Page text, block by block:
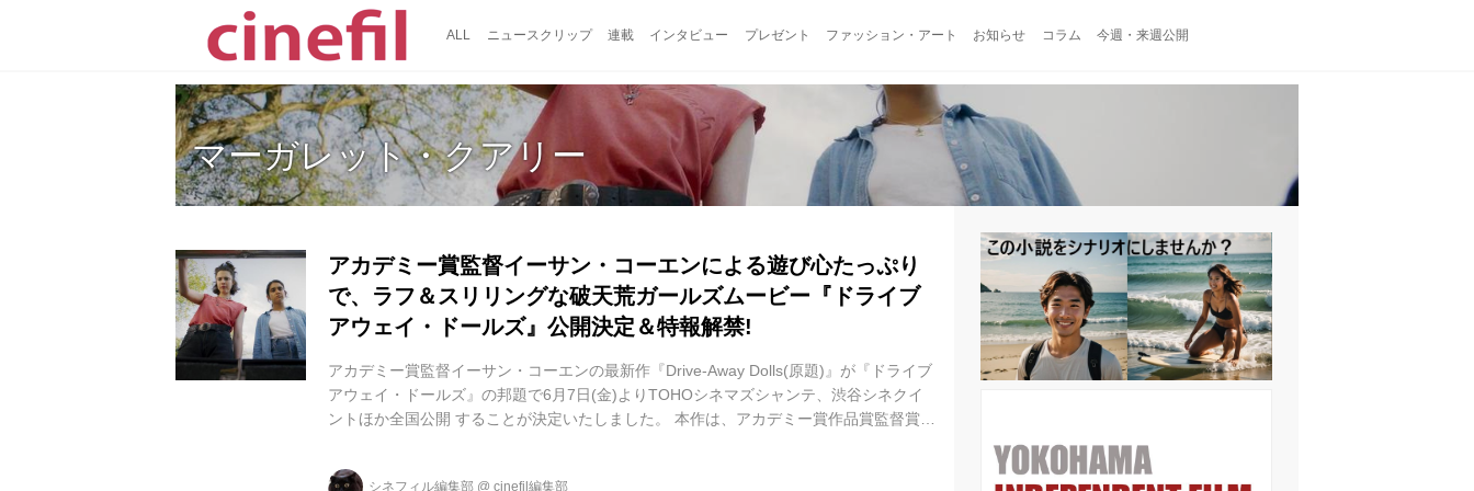
ALL ニュースクリップ 連載 インタビュー プレゼント ファッション・アート お知らせ コラム 今週・来週公開
マーガレット・クアリー
アカデミー賞監督イーサン・コーエンによる遊び心たっぷり
で、ラフ＆スリリングな破天荒ガールズムービー『ドライブ
アウェイ・ドールズ』公開決定＆特報解禁!
アカデミー賞監督イーサン・コーエンの最新作『Drive-Away Dolls(原題)』が『ドライブ
アウェイ・ドールズ』の邦題で6月7日(金)よりTOHOシネマズシャンテ、渋谷シネクイ
ントほか全国公開 することが決定いたしました。 本作は、アカデミー賞作品賞監督賞を
エンは初となる単独監督を務め、妻のトリシア・クックと共同で脚本・製作を手がけ
シネフィル編集部 @ cinefil編集部